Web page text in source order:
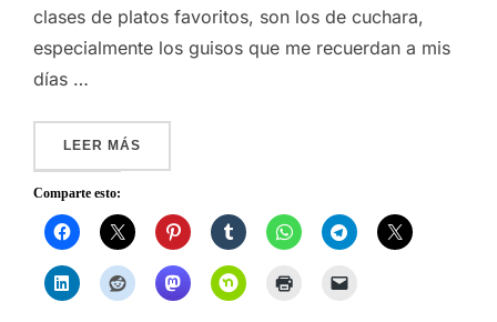
clases de platos favoritos, son los de cuchara,
especialmente los guisos que me recuerdan a mis
días …
LEER MÁS
Comparte esto: